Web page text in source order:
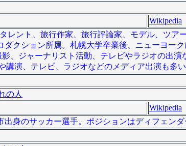
Wikipedia
レント、旅行作家、旅行評論家、モデル、ツア
クション所属。札幌大学卒業後、ニューヨー
、ジャーナリスト活動、テレビやラジオの出演
演、テレビ、ラジオなどのメディア出演も多い
の人
Wikipedia
身のサッカー選手。ポジションはディフェンダ